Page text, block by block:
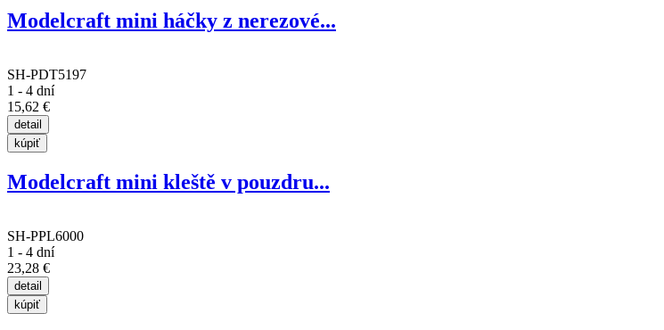
Modelcraft mini háčky z nerezové...
SH-PDT5197
1 - 4 dní
15,62 €
Modelcraft mini kleště v pouzdru...
SH-PPL6000
1 - 4 dní
23,28 €